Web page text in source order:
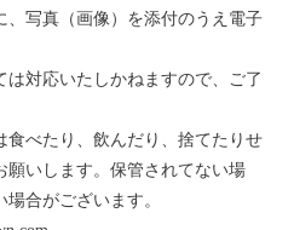
、写真（画像）を添付のうえ電子
は対応いたしかねますので、ご了
食べたり、飲んだり、捨てたりせ
願いします。保管されてない場
合がございます。